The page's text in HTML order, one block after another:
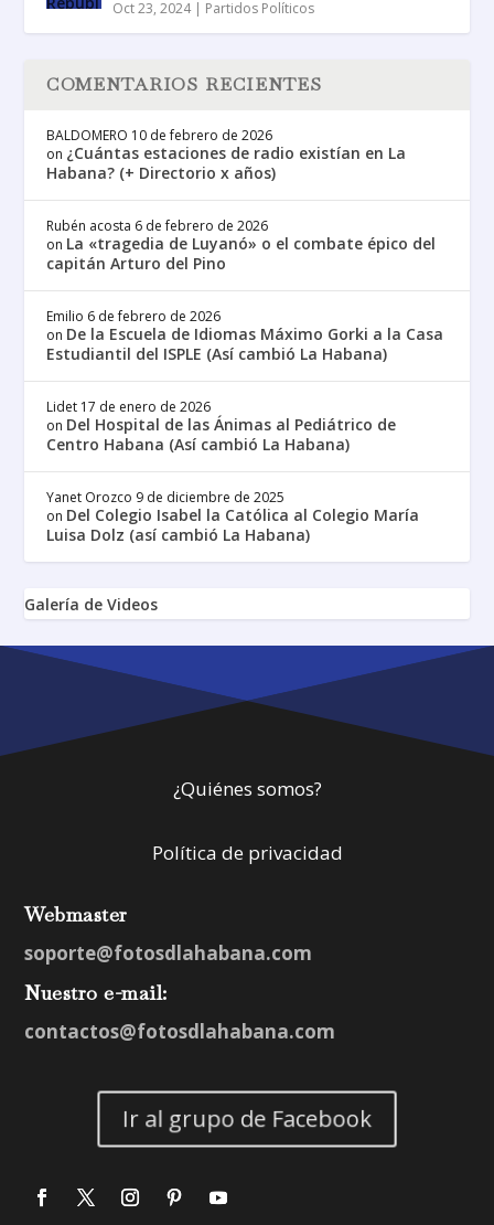
Oct 23, 2024| Partidos Políticos
COMENTARIOS RECIENTES
BALDOMERO 10 de febrero de 2026
on ¿Cuántas estaciones de radio existían en La
Habana? (+ Directorio x años)
Rubén acosta 6 de febrero de 2026
on La «tragedia de Luyanó» o el combate épico del
capitán Arturo del Pino
Emilio 6 de febrero de 2026
on De la Escuela de Idiomas Máximo Gorki a la Casa
Estudiantil del ISPLE (Así cambió La Habana)
Lidet 17 de enero de 2026
on Del Hospital de las Ánimas al Pediátrico de
Centro Habana (Así cambió La Habana)
Yanet Orozco 9 de diciembre de 2025
on Del Colegio Isabel la Católica al Colegio María
Luisa Dolz (así cambió La Habana)
Galería de Videos
¿Quiénes somos?
Política de privacidad
Webmaster
soporte@fotosdlahabana.com
Nuestro e-mail:
contactos@fotosdlahabana.com
Ir al grupo de Facebook